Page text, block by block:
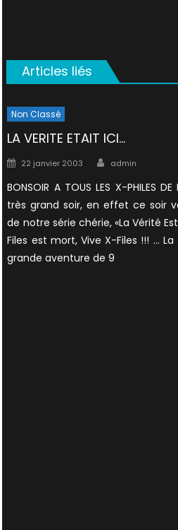
Articles liés
Non Classé
LA VERITE ETAIT ICI…
Posted
22 janvier 2003 Author
admin
BONSOIR A TOUS LES X-PHILES
très grand soir, en effet ce soir
de notre série chérie, «La Vérité
Files est mort, Vive X-Files !!! …
grande aventure de 9